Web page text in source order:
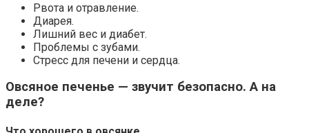
Рвота и отравление.
Диарея.
Лишний вес и диабет.
Проблемы с зубами.
Стресс для печени и сердца.
Овсяное печенье — звучит безопасно. А на
деле?